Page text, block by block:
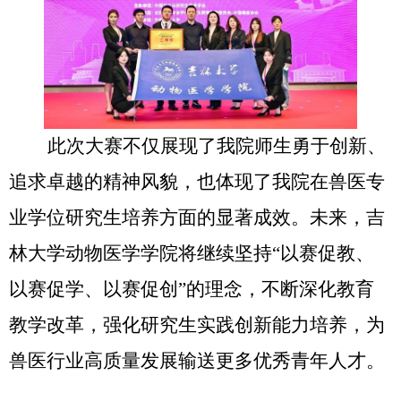
此次大赛不仅展现了我院师生勇于创新、
追求卓越的精神风貌，也体现了我院在兽医专
业学位研究生培养方面的显著成效。未来，吉
林大学动物医学学院将继续坚持“以赛促教、
以赛促学、以赛促创”的理念，不断深化教育
教学改革，强化研究生实践创新能力培养，为
兽医行业高质量发展输送更多优秀青年人才。